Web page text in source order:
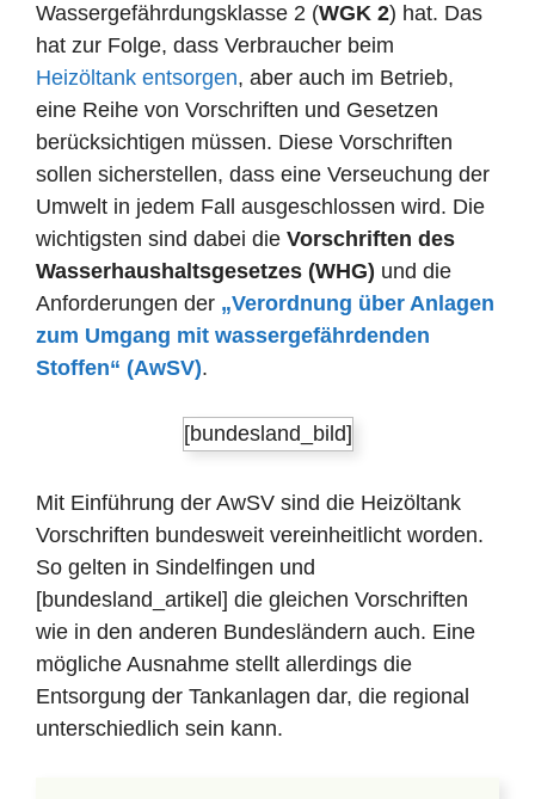
Wassergefährdungsklasse 2 (WGK 2) hat. Das
hat zur Folge, dass Verbraucher beim
Heizöltank entsorgen, aber auch im Betrieb,
eine Reihe von Vorschriften und Gesetzen
berücksichtigen müssen. Diese Vorschriften
sollen sicherstellen, dass eine Verseuchung der
Umwelt in jedem Fall ausgeschlossen wird. Die
wichtigsten sind dabei die Vorschriften des
Wasserhaushaltsgesetzes (WHG) und die
Anforderungen der „Verordnung über Anlagen
zum Umgang mit wassergefährdenden
Stoffen“ (AwSV).
[bundesland_bild]
Mit Einführung der AwSV sind die Heizöltank
Vorschriften bundesweit vereinheitlicht worden.
So gelten in Sindelfingen und
[bundesland_artikel] die gleichen Vorschriften
wie in den anderen Bundesländern auch. Eine
mögliche Ausnahme stellt allerdings die
Entsorgung der Tankanlagen dar, die regional
unterschiedlich sein kann.